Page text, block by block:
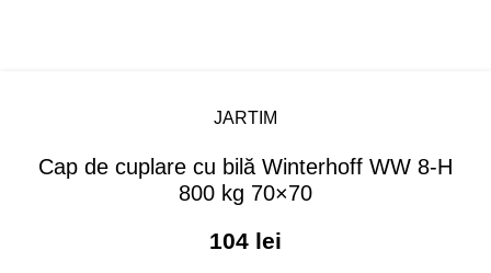
JARTIM
Cap de cuplare cu bilă Winterhoff WW 8-H
800 kg 70×70
104 lei